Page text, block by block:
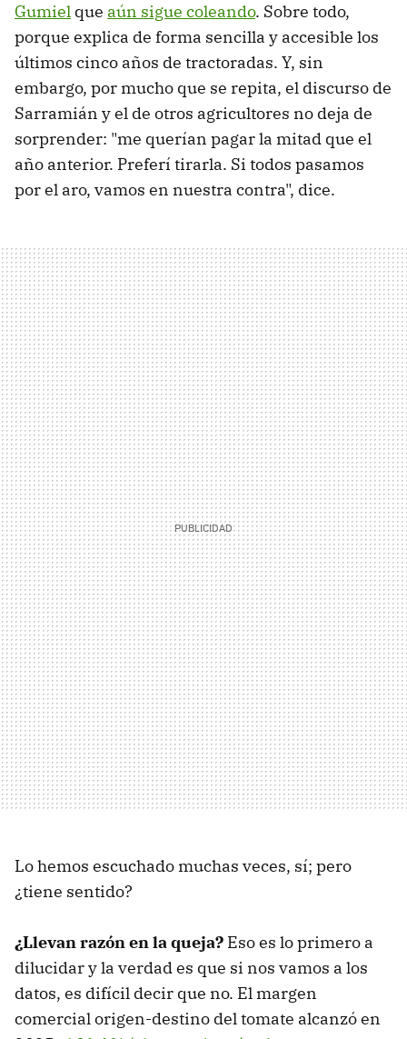
Gumiel que aún sigue coleando. Sobre todo,
porque explica de forma sencilla y accesible los
últimos cinco años de tractoradas. Y, sin
embargo, por mucho que se repita, el discurso de
Sarramián y el de otros agricultores no deja de
sorprender: "me querían pagar la mitad que el
año anterior. Preferí tirarla. Si todos pasamos
por el aro, vamos en nuestra contra", dice.
Lo hemos escuchado muchas veces, sí; pero
¿tiene sentido?
¿Llevan razón en la queja? Eso es lo primero a
dilucidar y la verdad es que si nos vamos a los
datos, es difícil decir que no. El margen
comercial origen-destino del tomate alcanzó en